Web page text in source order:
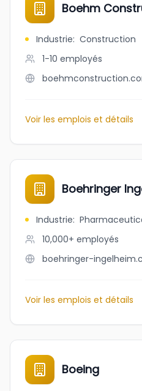
Boehm
Industrie: Construction
1-10 employés
Voir les emplois et détails
Boehringer
Industrie:
10,000+ employés
boehringer-
Voir les emplois et détails
Boeing